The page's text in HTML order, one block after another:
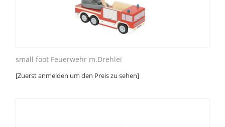
small foot Feuerwehr m.Drehlei
[Zuerst anmelden um den Preis zu sehen]